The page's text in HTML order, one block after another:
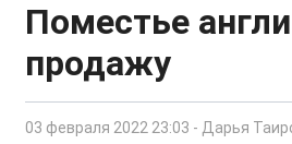
Поместье
продажу
03 февраля 2022 23:03 - Дарья